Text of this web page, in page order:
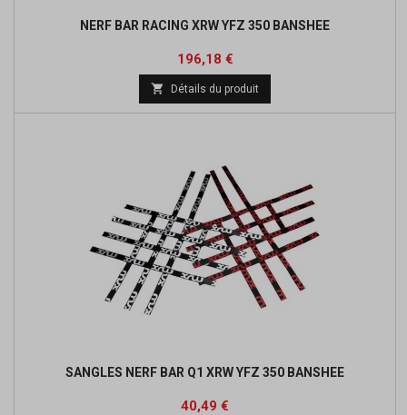
NERF BAR RACING XRW YFZ 350 BANSHEE
Prix
196,18 €Prix
de
base
 Détails du produit
SANGLES NERF BAR Q1 XRW YFZ 350 BANSHEE
Prix
40,49 €